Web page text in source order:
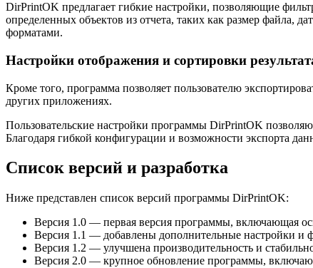
DirPrintOK предлагает гибкие настройки, позволяющие
определенных объектов из отчета, таких как размер файла,
форматами.
Настройки отображения и сортировки
Кроме того, программа позволяет пользователю
других приложениях.
Пользовательские настройки программы DirPrintOK
Благодаря гибкой конфигурации и возможности экспорта
Список версий и разработка
Ниже представлен список версий программы DirPrintOK:
Версия 1.0 — первая версия программы, включающая
Версия 1.1 — добавлены дополнительные настройки и
Версия 1.2 — улучшена производительность и
Версия 2.0 — крупное обновление программы,